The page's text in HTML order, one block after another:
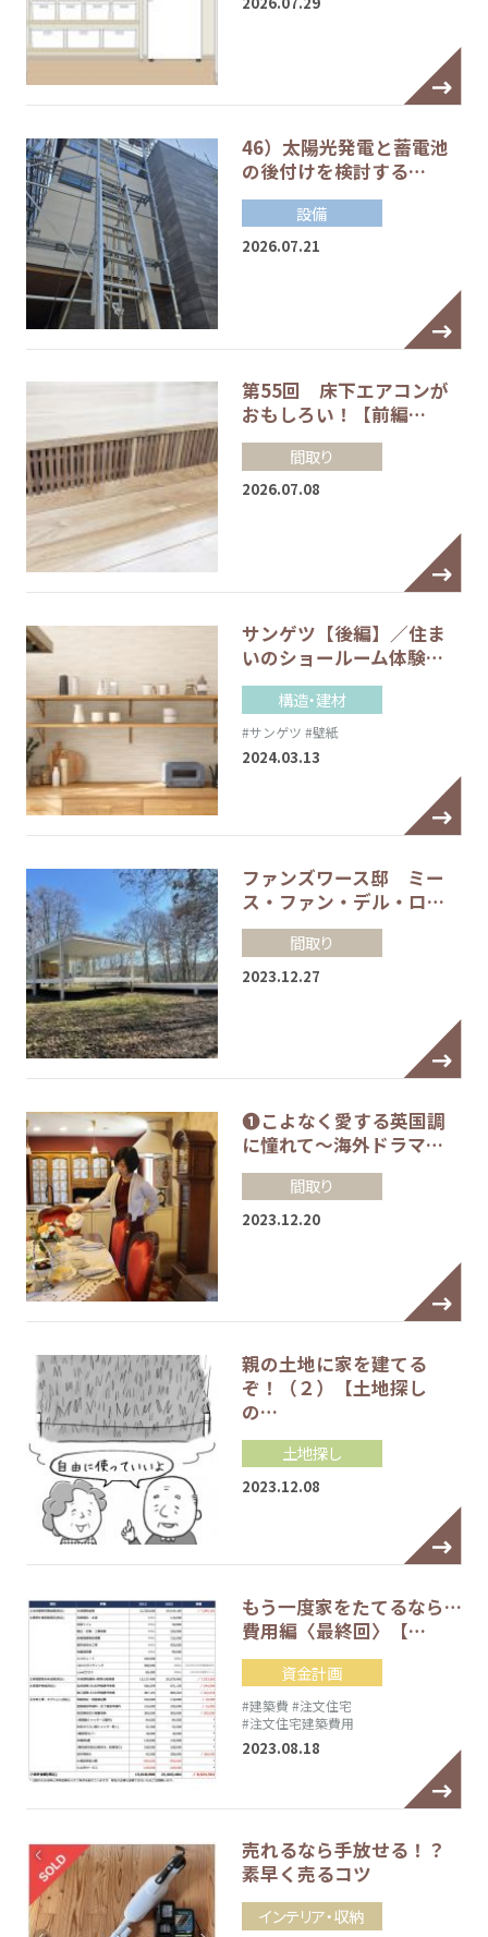
46）太陽光発電と蓄電池
の後付けを検討する…
設備
2026.07.21
第55回 床下エアコンが
おもしろい！【前編…
間取り
2026.07.08
サンゲツ【後編】／住ま
いのショールーム体験…
構造・建材
#サンゲツ #壁紙
2024.03.13
ファンズワース邸 ミー
ス・ファン・デル・ロ…
間取り
2023.12.27
❶こよなく愛する英国調
に憧れて～海外ドラマ…
間取り
2023.12.20
親の土地に家を建てる
ぞ！（２）【土地探し
の…
土地探し
2023.12.08
もう一度家をたてるなら…
費用編〈最終回〉【…
資金計画
#建築費 #注文住宅
#注文住宅建築費用
2023.08.18
売れるなら手放せる！？
素早く売るコツ
インテリア・収納